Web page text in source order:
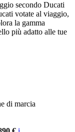
secondo Ducati
votate al viaggio,
la gamma
più adatto alle tue
di marcia